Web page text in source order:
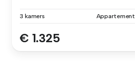
3 kamers Appartement
€ 1.325